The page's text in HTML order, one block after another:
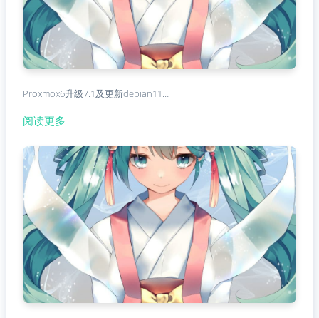
Proxmox6升级7.1及更新debian11…
阅读更多